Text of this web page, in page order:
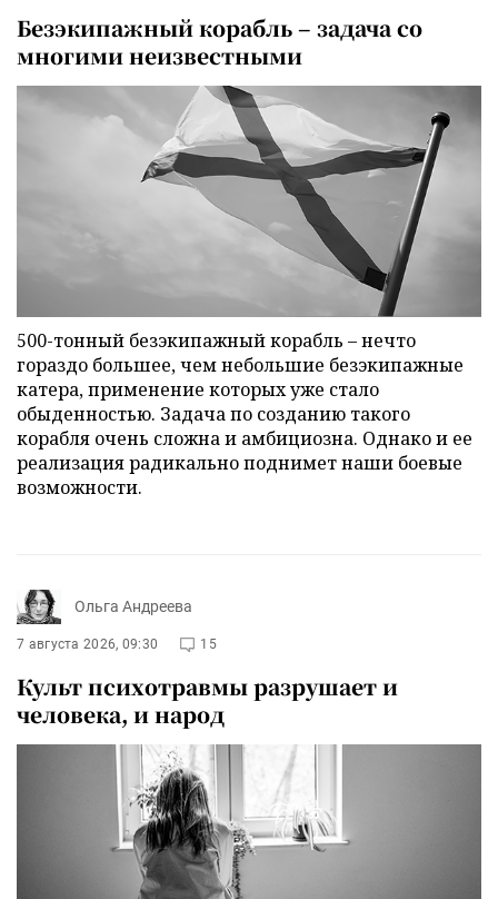
Безэкипажный корабль – задача со
многими неизвестными
500-тонный безэкипажный корабль – нечто
гораздо большее, чем небольшие безэкипажные
катера, применение которых уже стало
обыденностью. Задача по созданию такого
корабля очень сложна и амбициозна. Однако и ее
реализация радикально поднимет наши боевые
возможности.
Ольга Андреева
7 августа 2026, 09:30 15
Культ психотравмы разрушает и
человека, и народ